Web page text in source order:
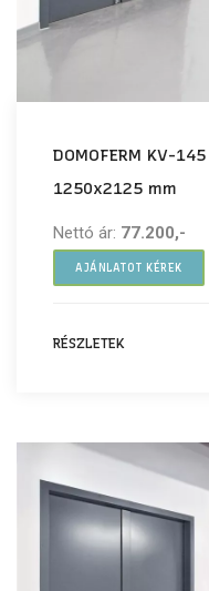
DOMOFERM KV-
1250x2125 mm
Nettó ár: 77.200,-
AJÁNLATOT KÉREK
RÉSZLETEK